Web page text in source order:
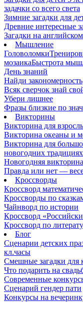
задачки со всего света
Зимние загадки для
Древние интересные
Загадки на
Мышление
Головоломки
мозаикаБыстрота
День знаний
Найди закономерность
Всяк сверчок знай
Убери лишнее
Фразы близкие по
Викторины
Викторина для
Викторина океаны и
Викторина для
новогодних
Новогодняя
Правда или нет —
Кроссворды
Кроссворд
Кроссворды по
Чайнворд по истории
Кроссворд
Кроссворд по
Блог
Сценарии детских
кл.часы
Смешные загадки для
Что подарить на
Современные
Сценарий гендер пати
Конкурсы на